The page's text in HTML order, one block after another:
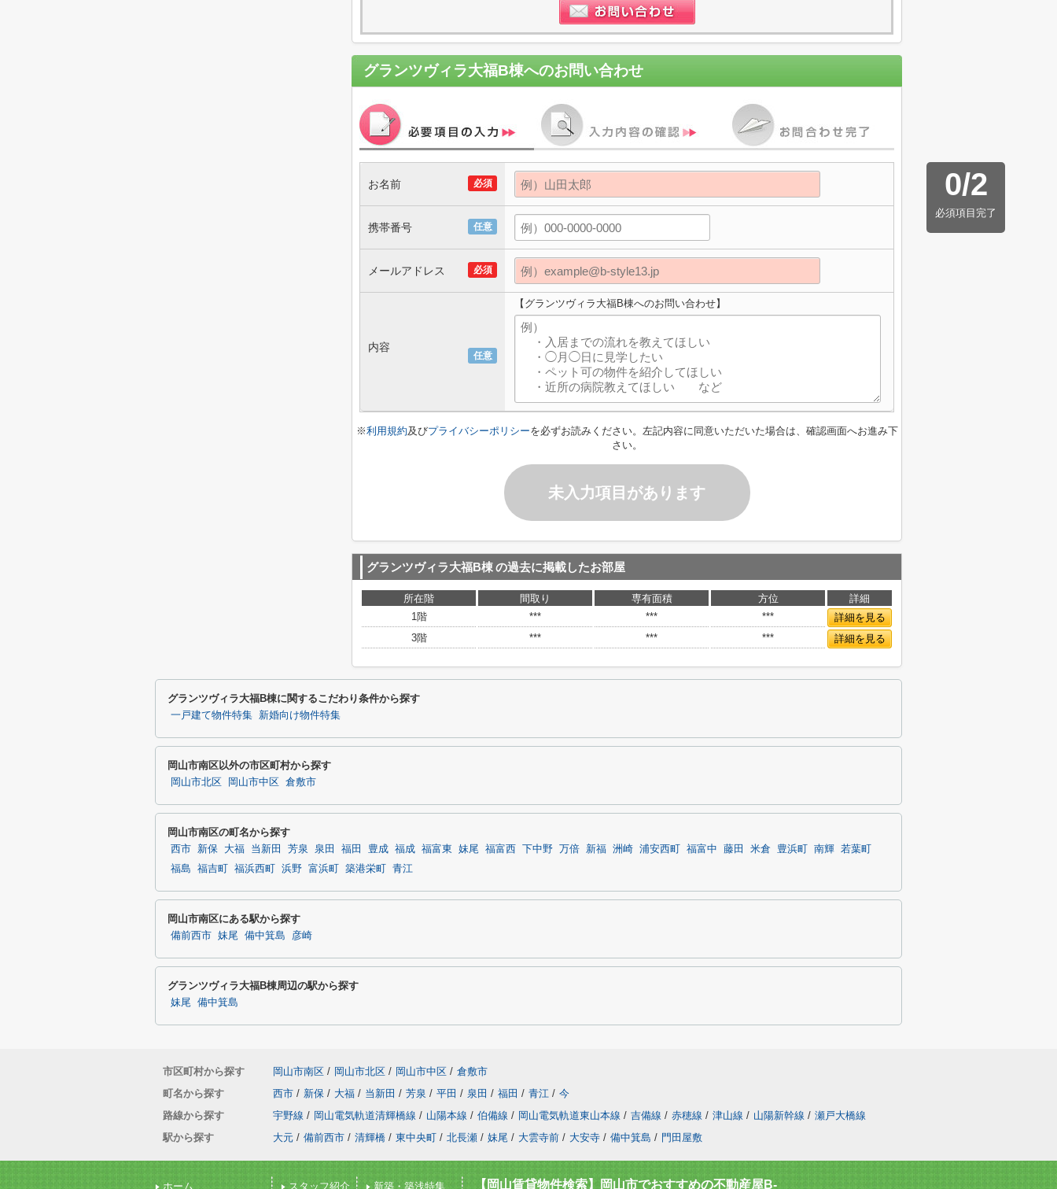
グランツヴィラ大福B棟へのお問い合わせ
0/2
必須項目完了
必須
お名前
任意
携帯番号
必須
メールアドレス
任意
内容
【グランツヴィラ大福B棟へのお問い合わせ】
※利用規約及びプライバシーポリシーを必ずお読みください。左記内容に同意いただいた場合は、確認画面へお進み下
さい。
未入力項目があります
グランツヴィラ大福B棟の過去に掲載したお部屋
所在階 間取り 専有面積 方位
詳細
1階
*** *** ***
詳細を見る
3階
*** *** *** 詳細を見る
グランツヴィラ大福B棟に関するこだわり条件から探す
一戸建て物件特集 新婚向け物件特集
岡山市南区以外の市区町村から探す
岡山市北区 岡山市中区 倉敷市
岡山市南区の町名から探す
西市 新保 大福 当新田 芳泉 泉田 福田 豊成 福成 福富東 妹尾 福富西 下中野 万倍 新福 洲崎 浦安西町 福富中 藤田 米倉 豊浜町 南輝 若葉町
福島
福吉町 福浜西町 浜野 富浜町 築港栄町 青江
岡山市南区にある駅から探す
備前西市 妹尾 備中箕島 彦崎
グランツヴィラ大福B棟周辺の駅から探す
妹尾 備中箕島
市区町村から探す 岡山市南区 / 岡山市北区 / 岡山市中区 / 倉敷市
町名から探す
西市 / 新保 / 大福 / 当新田 / 芳泉 / 平田 / 泉田 / 福田 / 青江 / 今
路線から探す
宇野線 / 岡山電気軌道清輝橋線 / 山陽本線 / 伯備線 / 岡山電気軌道東山本線 / 吉備線 / 赤穂線 / 津山線 / 山陽新幹線 / 瀬戸大橋線
駅から探す
大元 / 備前西市 / 清輝橋 / 東中央町 / 北長瀬 / 妹尾 / 大雲寺前 / 大安寺 / 備中箕島 / 門田屋敷
ホーム スタッフ紹介 新築・築浅特集 【岡山賃貸物件検索】岡山市でおすすめの不動産屋B-